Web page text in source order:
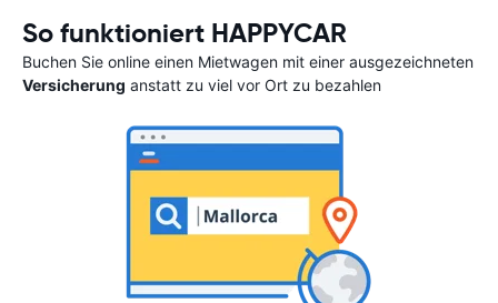
So funktioniert HAPPYCAR
Buchen Sie online einen Mietwagen mit einer ausgezeichneten
Versicherung anstatt zu viel vor Ort zu bezahlen